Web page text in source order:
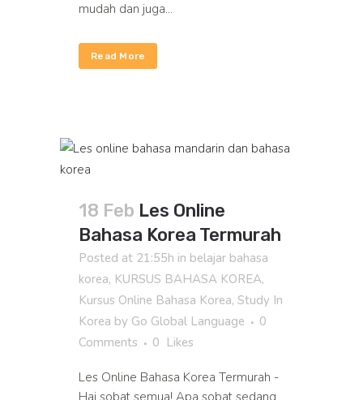
mudah dan juga...
Read More
18 Feb Les Online
Bahasa Korea Termurah
Posted at 21:55h in belajar bahasa
korea, KURSUS BAHASA KOREA,
Kursus Online Bahasa Korea, Study In
Korea by Go Global Language
0
Comments
0 Likes
Les Online Bahasa Korea Termurah -
Hai sobat semua! Apa sobat sedang